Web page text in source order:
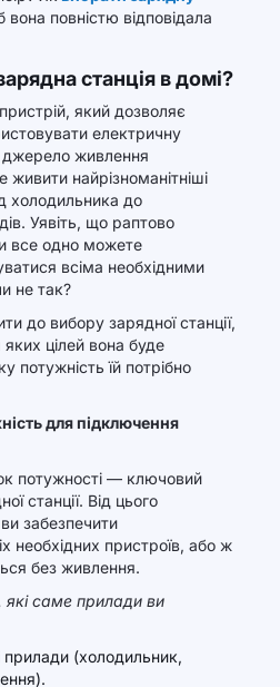
вона повністю відповідала
станція в домі?
який дозволяє
електричну
джерело живлення
найрізноманітніші
холодильника до
Уявіть, що раптово
все одно можете
всіма необхідними
не так?
до вибору зарядної станції,
яких цілей вона буде
потужність їй потрібно
для підключення
потужності — ключовий
станції. Від цього
забезпечити
необхідних пристроїв, або ж
без живлення.
які саме прилади ви
прилади (холодильник,